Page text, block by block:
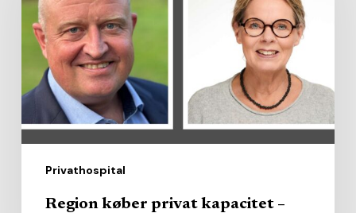
Privathospital
kapacitet
branchen
brede
modellen
Region køber privat kapacitet –